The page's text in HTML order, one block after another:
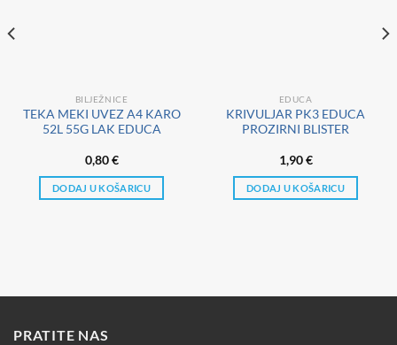
BILJEŽNICE
TEKA MEKI UVEZ A4 KARO
52L 55G LAK EDUCA
0,80€
DODAJ U KOŠARICU
EDUCA
KRIVULJAR PK3 EDUCA
PROZIRNI BLISTER
1,90€
DODAJ U KOŠARICU
PRATITE NAS